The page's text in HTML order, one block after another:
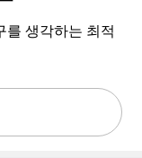
를 생각하는 최적